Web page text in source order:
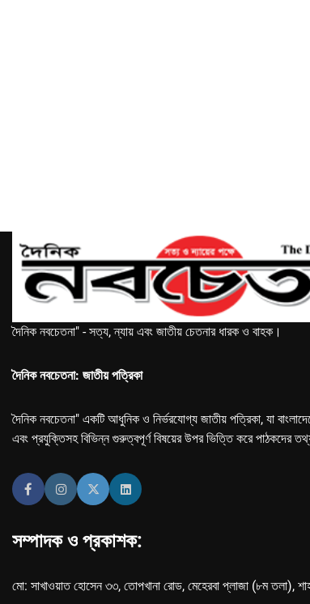
দৈনিক নবচেতনা" - সত্য, ন্যায় এবং জাতীয় চেতনার ধারক ও বাহক।
দৈনিক নবচেতনা: জাতীয় পত্রিকা
দৈনিক নবচেতনা" একটি আধুনিক ও নির্ভরযোগ্য জাতীয় পত্রিকা, যা
এবং প্রযুক্তিসহ বিভিন্ন গুরুত্বপূর্ণ বিষয়ের উপর ভিত্তি করে পাঠকদের
সম্পাদক ও প্রকাশক:
মো: সাখাওয়াত হোসেন ৩৩, তোপখানা রোড, মেহেরবা প্লাজা (৮ম তলা),